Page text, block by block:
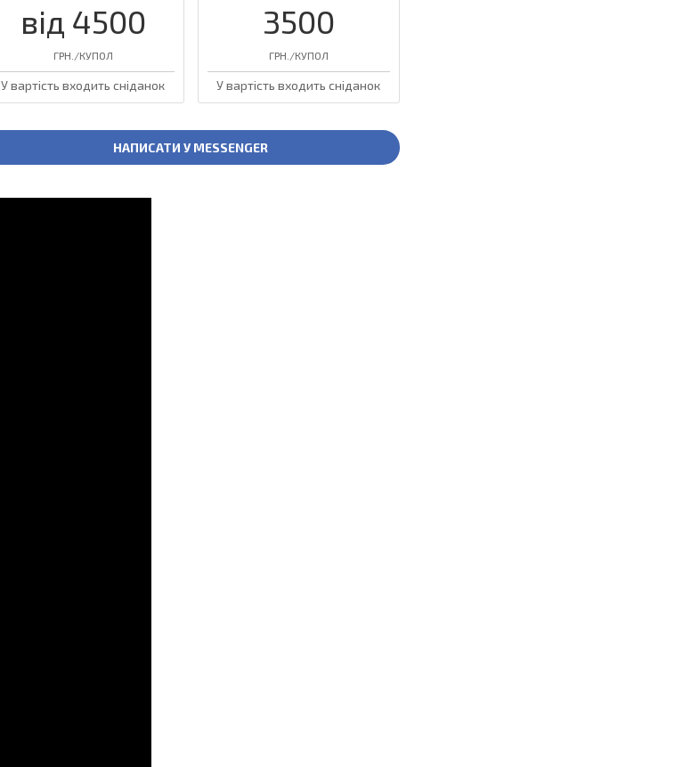
від 4500
ГРН./КУПОЛ
У вартість входить сніданок
3500
ГРН./КУПОЛ
У вартість входить сніданок
НАПИСАТИ У MESSENGER